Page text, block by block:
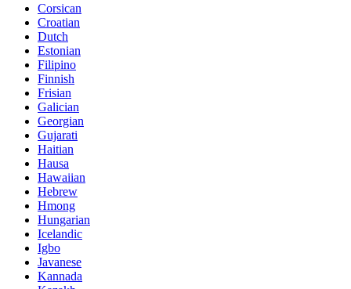
Corsican
Croatian
Dutch
Estonian
Filipino
Finnish
Frisian
Galician
Georgian
Gujarati
Haitian
Hausa
Hawaiian
Hebrew
Hmong
Hungarian
Icelandic
Igbo
Javanese
Kannada